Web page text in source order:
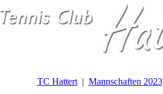
TC Hattert Mannschaften 2023